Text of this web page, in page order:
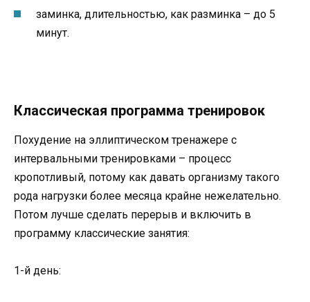
заминка, длительностью, как разминка – до 5
минут.
Классическая программа тренировок
Похудение на эллиптическом тренажере с
интервальными тренировками – процесс
кропотливый, потому как давать организму такого
рода нагрузки более месяца крайне нежелательно.
Потом лучше сделать перерыв и включить в
программу классические занятия:
1-й день: